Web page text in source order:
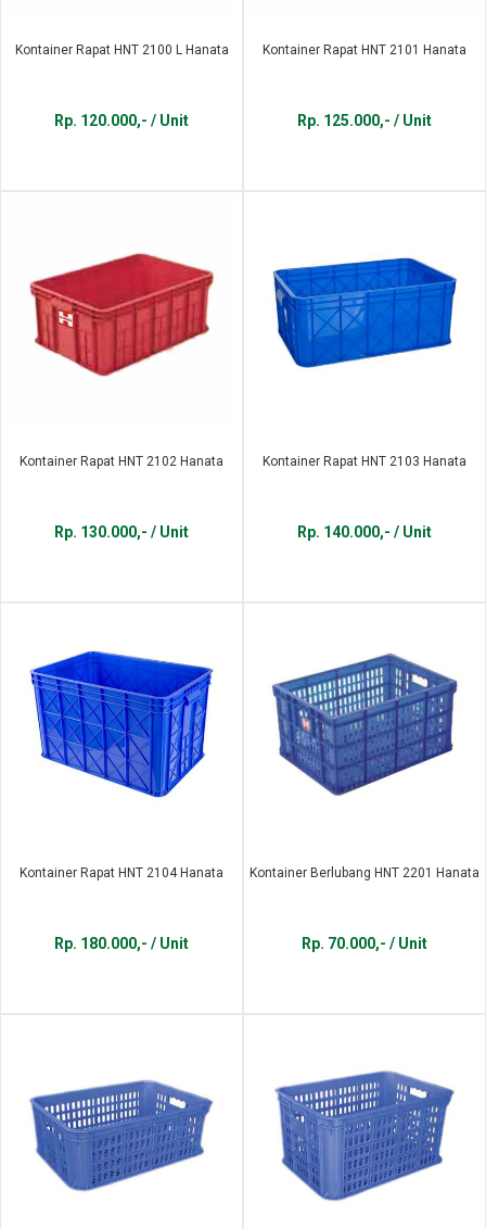
Kontainer Rapat HNT 2100 L Hanata
Rp. 120.000,- / Unit
Kontainer Rapat HNT 2101 Hanata
Rp. 125.000,- / Unit
Kontainer Rapat HNT 2102 Hanata
Rp. 130.000,- / Unit
Kontainer Rapat HNT 2103 Hanata
Rp. 140.000,- / Unit
Kontainer Rapat HNT 2104 Hanata
Rp. 180.000,- / Unit
Kontainer Berlubang HNT 2201 Hanata
Rp. 70.000,- / Unit